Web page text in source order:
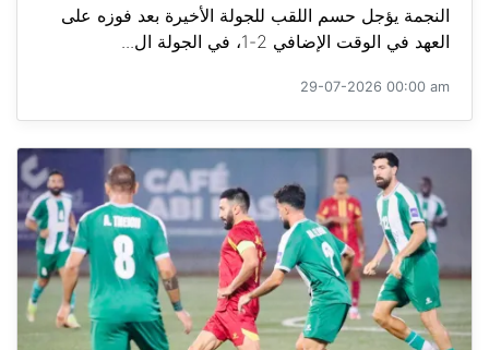
النجمة يؤجل حسم اللقب للجولة الأخيرة بعد فوزه على
العهد في الوقت الإضافي 2-1، في الجولة ال...
29-07-2026 00:00 am